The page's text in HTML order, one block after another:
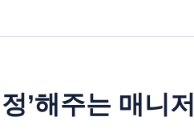
’해주는 매니저